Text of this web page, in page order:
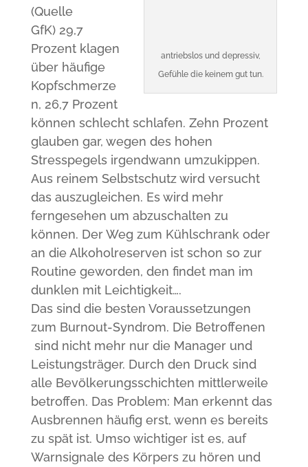
antriebslos und depressiv,
Gefühle die keinem gut tun.
(Quelle
GfK) 29,7
Prozent klagen
über häufige
Kopfschmerze
n, 26,7 Prozent
können schlecht schlafen. Zehn Prozent
glauben gar, wegen des hohen
Stresspegels irgendwann umzukippen.
Aus reinem Selbstschutz wird versucht
das auszugleichen. Es wird mehr
ferngesehen um abzuschalten zu
können. Der Weg zum Kühlschrank oder
an die Alkoholreserven ist schon so zur
Routine geworden, den findet man im
dunklen mit Leichtigkeit….
Das sind die besten Voraussetzungen
zum Burnout-Syndrom. Die Betroffenen
sind nicht mehr nur die Manager und
Leistungsträger. Durch den Druck sind
alle Bevölkerungsschichten mittlerweile
betroffen. Das Problem: Man erkennt das
Ausbrennen häufig erst, wenn es bereits
zu spät ist. Umso wichtiger ist es, auf
Warnsignale des Körpers zu hören und